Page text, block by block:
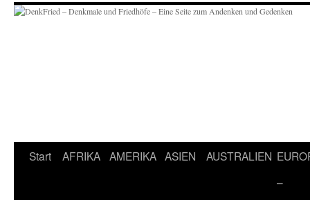
Start AFRIKA AMERIKA ASIEN AUSTRALIEN
–